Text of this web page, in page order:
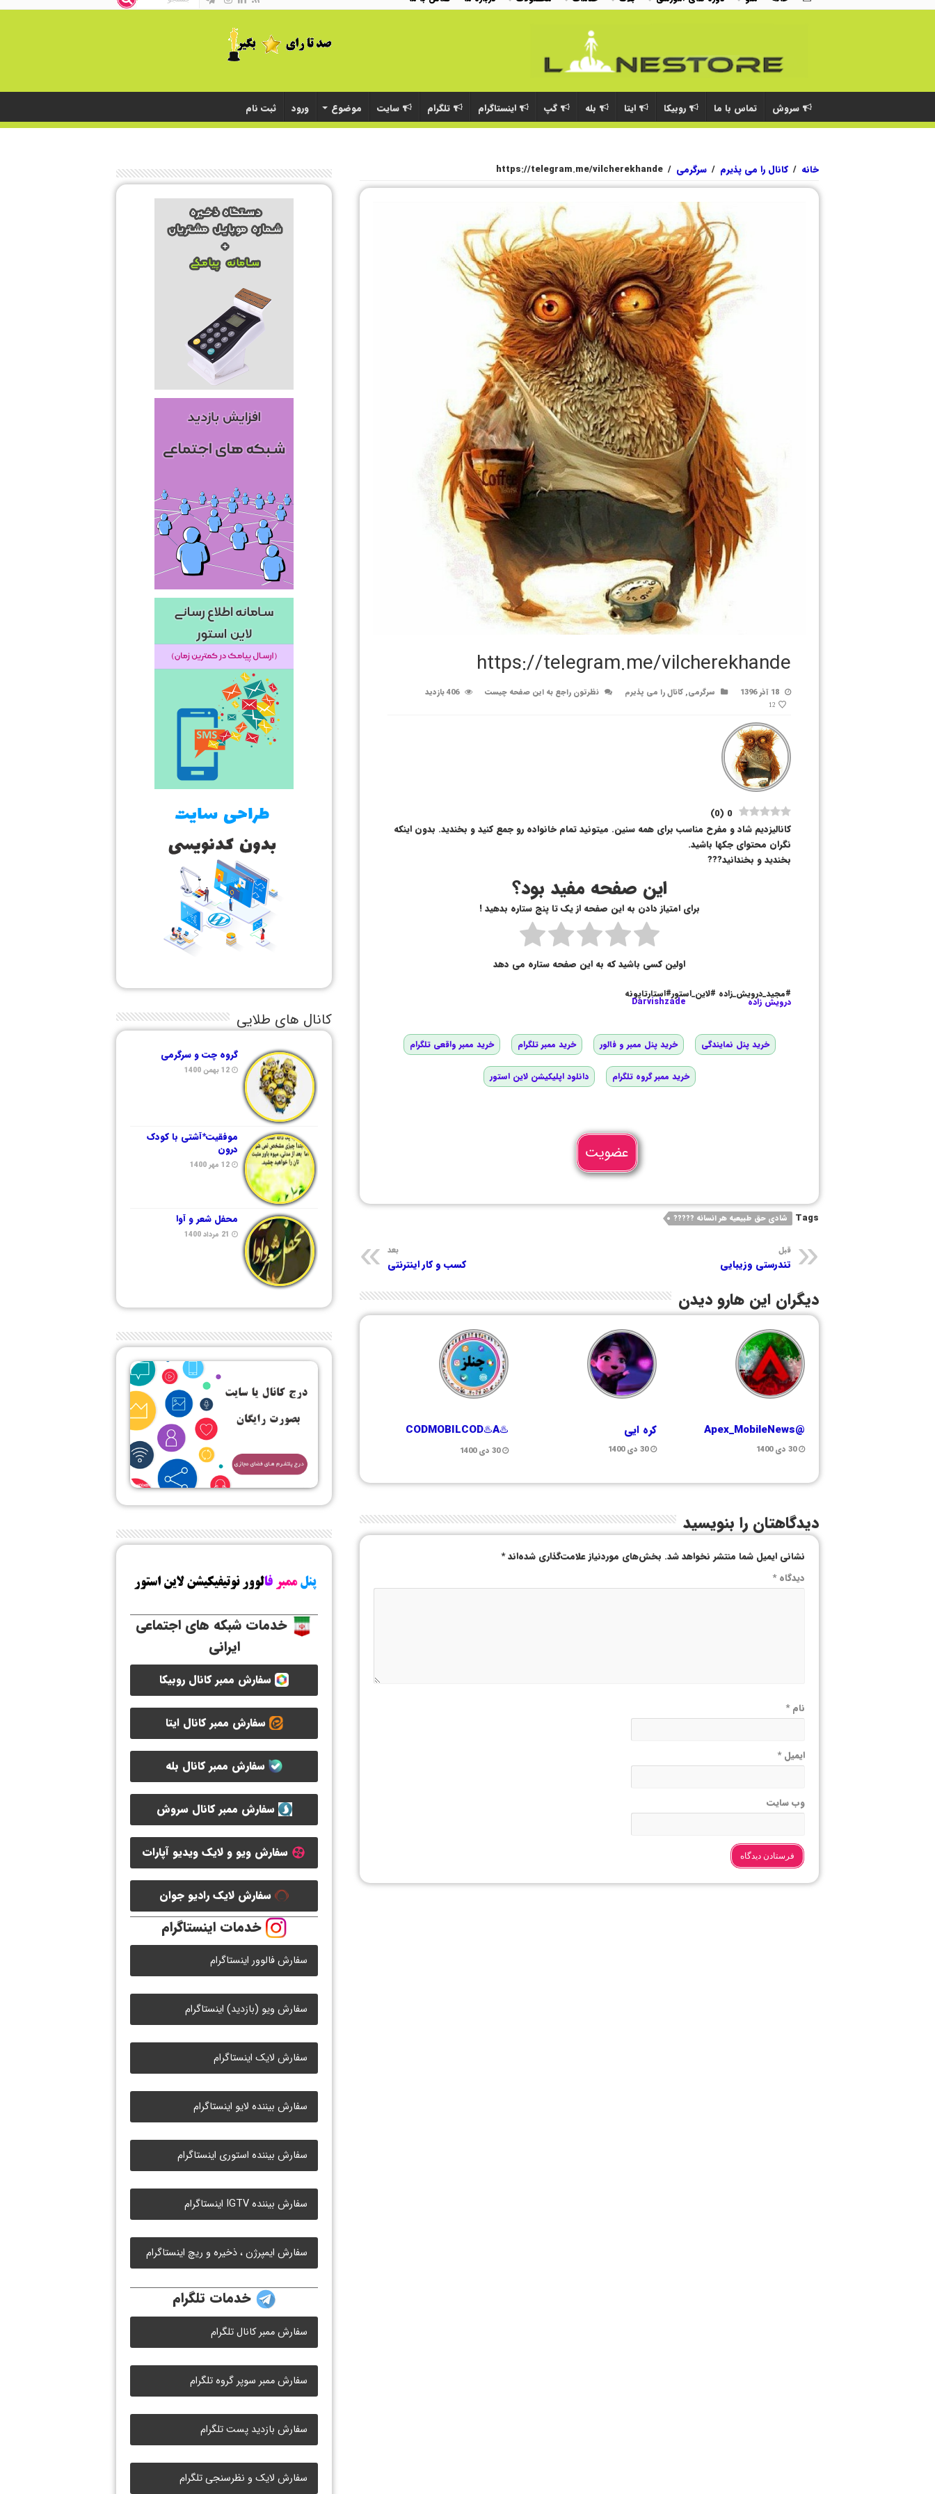
سروش تماس با ما روبیکا ایتا بله گپ اینستاگرام تلگرام سایت موضوع ورود ثبت نام
خانه / کانال را می پذیرم / سرگرمی /
https://telegram.me/vilcherekhande
https://telegram.me/vilcherekhande
18 آذر 1396 سرگرمی,کانال را می پذیرم نظرتون راجع به این صفحه چیست 406 بازدید
12
0
(
0
)
کانالیزدیم شاد و مفرح مناسب برای همه سنین. میتونید تمام خانواده رو جمع کنید و بخندید. بدون اینکه
نگران محتوای جکها باشید.
بخندید و بخندانید???
این صفحه مفید بود؟
برای امتیاز دادن به این صفحه از یک تا پنج ستاره بدهید !
اولین کسی باشید که به این صفحه ستاره می دهد
#مجید_درویش_زاده #لاین_استور#استارتاپونه
درویش زاده Darvishzade
خرید پنل نمایندگی خرید پنل ممبر و فالور خرید ممبر تلگرام خرید ممبر واقعی تلگرام
خرید ممبر گروه تلگرام دانلود اپلیکیشن لاین استور
عضویت
Tags شادی حق طبیعیه هر انسانه ?????
قبل
تندرستی وزیبایی
بعد
کسب و کار اینترنتی
دیگران این هارو دیدن
@Apex_MobileNews
30 دی 1400
کره ایی
30 دی 1400
♨️CODMOBILCOD♨️A
30 دی 1400
دیدگاهتان را بنویسید
نشانی ایمیل شما منتشر نخواهد شد. بخش‌های موردنیاز علامت‌گذاری شده‌اند*
دیدگاه*
نام*
ایمیل*
وب‌ سایت
کانال های طلایی
گروه چت و سرگرمی
12 بهمن 1400
موفقیت*آشتی با کودک
درون
12 مهر 1400
محفل شعر و آوا
21 مرداد 1400
خدمات شبکه های اجتماعی
ایرانی
سفارش ممبر کانال روبیکا
سفارش ممبر کانال ایتا
سفارش ممبر کانال بله
سفارش ممبر کانال سروش
سفارش ویو و لایک ویدیو آپارات
سفارش لایک رادیو جوان
خدمات اینستاگرام
سفارش فالوور اینستاگرام
سفارش ویو (بازدید) اینستاگرام
سفارش لایک اینستاگرام
سفارش بیننده لایو اینستاگرام
سفارش بیننده استوری اینستاگرام
سفارش بیننده IGTV اینستاگرام
سفارش ایمپرژن ، ذخیره و ریچ اینستاگرام
خدمات تلگرام
سفارش ممبر کانال تلگرام
سفارش ممبر سوپر گروه تلگرام
سفارش بازدید پست تلگرام
سفارش لایک و نظرسنجی تلگرام